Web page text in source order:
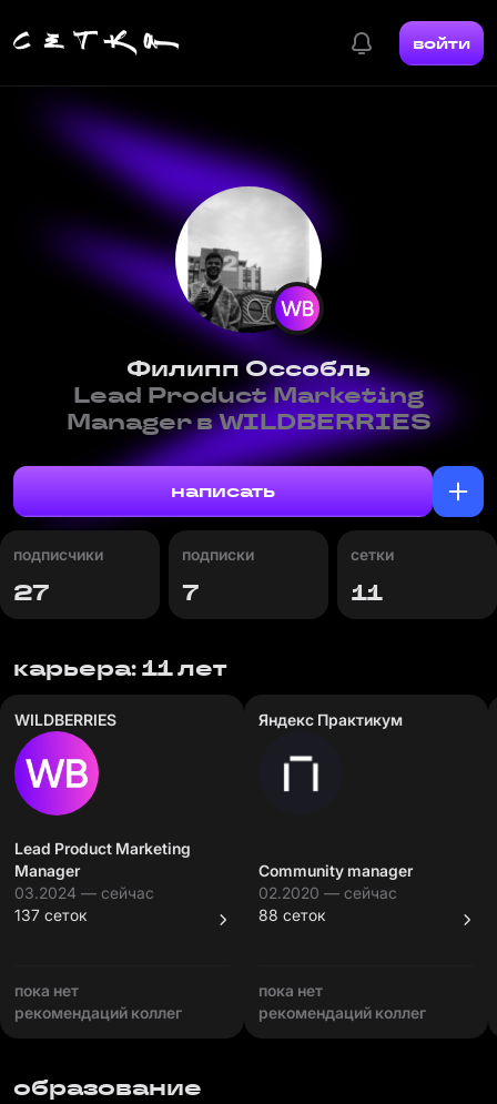
войти
Филипп Оссобль
Lead Product Marketing
Manager в WILDBERRIES
написать
подписчики
27
подписки
7
сетки
11
карьера: 11 лет
WILDBERRIES
Lead Product Marketing
Manager
03.2024 — сейчас
137 сеток
пока нет
рекомендаций коллег
Яндекс Практикум
Community manager
02.2020 — сейчас
88 сеток
пока нет
рекомендаций коллег
образование